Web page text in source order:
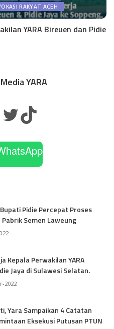
RAKYAT ACEH
YARA Bireuen dan Pidie
YARA
Bupati Pidie Percepat Proses
Semen Laweung
Kepala Perwakilan YARA
Jaya di Sulawesi Selatan.
2022
Yara Sampaikan 4 Catatan
Eksekusi Putusan PTUN